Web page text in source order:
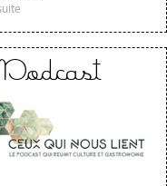
Podcast